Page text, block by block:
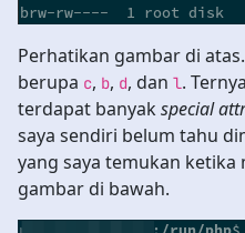
Perhatikan gambar di
berupa c, b, d, dan l.
terdapat banyakspecial
saya sendiri belum tahu
yang saya temukan ketika
gambar di bawah.